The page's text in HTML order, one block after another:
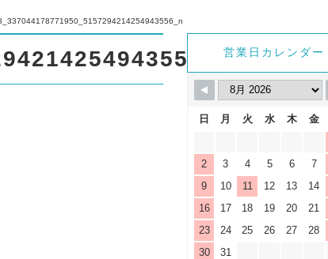
"cat_name" on null in
public_html/wp-
single.phpon line9
営業日カレンダー
日 月 火 水 木 金
2
3 4 5 6 7
9
10 11 12 13 14
16
17 18 19 20 21
23
24 25 26 27 28
30
31